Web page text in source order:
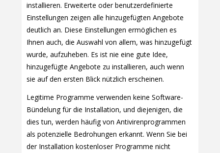
installieren. Erweiterte oder benutzerdefinierte
Einstellungen zeigen alle hinzugefügten Angebote
deutlich an. Diese Einstellungen ermöglichen es
Ihnen auch, die Auswahl von allem, was hinzugefügt
wurde, aufzuheben. Es ist nie eine gute Idee,
hinzugefügte Angebote zu installieren, auch wenn
sie auf den ersten Blick nützlich erscheinen.
Legitime Programme verwenden keine Software-
Bündelung für die Installation, und diejenigen, die
dies tun, werden häufig von Antivirenprogrammen
als potenzielle Bedrohungen erkannt. Wenn Sie bei
der Installation kostenloser Programme nicht